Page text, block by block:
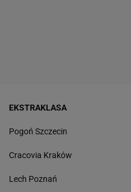
EKSTRAKLASA
Pogoń Szczecin
Cracovia Kraków
Lech Poznań